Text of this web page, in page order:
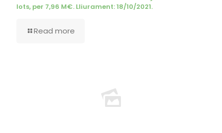
lots, per 7,96 M€. Lliurament: 18/10/2021.
Read more